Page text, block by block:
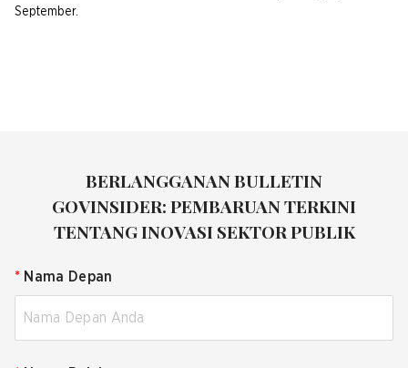
September.
BERLANGGANAN BULLETIN
GOVINSIDER: PEMBARUAN TERKINI
TENTANG INOVASI SEKTOR PUBLIK
* Nama Depan